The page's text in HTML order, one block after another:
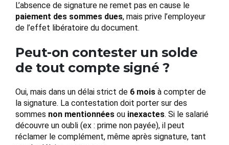
L’absence de signature ne remet pas en cause le
paiement des sommes dues, mais prive l’employeur
de l’effet libératoire du document.
Peut-on contester un solde
de tout compte signé ?
Oui, mais dans un délai strict de 6 mois à compter de
la signature. La contestation doit porter sur des
sommes non mentionnées ou inexactes. Si le salarié
découvre un oubli (ex : prime non payée), il peut
réclamer le complément, même après signature, tant